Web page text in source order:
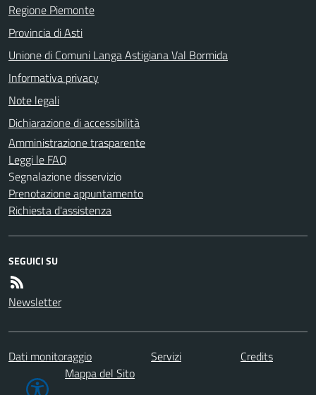
Regione Piemonte
Provincia di Asti
Unione di Comuni Langa Astigiana Val Bormida
Informativa privacy
Note legali
Dichiarazione di accessibilità
Amministrazione trasparente
Leggi le FAQ
Segnalazione disservizio
Prenotazione appuntamento
Richiesta d'assistenza
SEGUICI SU
Newsletter
Dati monitoraggio Servizi
Credits
Mappa del Sito